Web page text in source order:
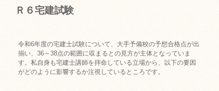
Ｒ６宅建試験
令和6年度の宅建士試験について、大手予備校の予想合格点が出
揃い、36～38点の範囲に収まるとの見方が主体となっていま
す。私自身も宅建士講師を拝命している立場から、以下の要因
がどのように影響するか注視しているところです。